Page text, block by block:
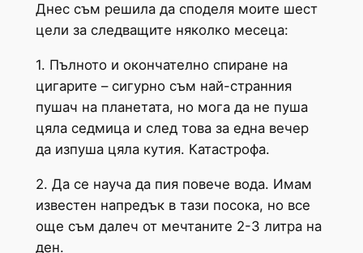
Днес съм решила да споделя моите шест
цели за следващите няколко месеца:
1. Пълното и окончателно спиране на
цигарите – сигурно съм най-странния
пушач на планетата, но мога да не пуша
цяла седмица и след това за една вечер
да изпуша цяла кутия. Катастрофа.
2. Да се науча да пия повече вода. Имам
известен напредък в тази посока, но все
още съм далеч от мечтаните 2-3 литра на
ден.